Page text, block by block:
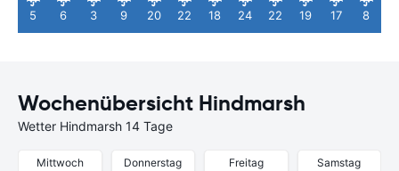
5 6 3 9 20 22 18 24 22 19 17 8
Wochenübersicht Hindmarsh
Wetter Hindmarsh 14 Tage
Mittwoch
Donnerstag
Freitag
Samstag